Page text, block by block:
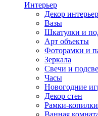
Интерьер
Декор
Вазы
Шкатулки и
Арт объекты
Фоторамки и
Зеркала
Свечи и
Часы
Новогодние
Декор стен
Рамки-
Ванная